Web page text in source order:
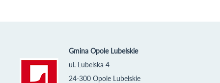
Gmina Opole Lubelskie
ul. Lubelska 4
24-300 Opole Lubelskie